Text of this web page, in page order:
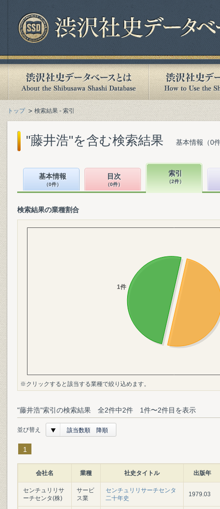
トップ 検索結果 - 索引
"藤井浩"を含む検索結果 基本情報（0
基本情報
（0件）
目次
（0件）
索引
（2件）
検索結果の業種割合
※クリックすると該当する業種で絞り込めます。
"藤井浩"索引の検索結果 全2件中2件 1件〜2件目を表示
並び替え 該当数順 降順
1
会社名 業種 社史タイトル 出版年
センチュリリサ
ーチセンタ(株)
サービ
ス業
センチュリリサーチセンタ
二十年史
1979.03